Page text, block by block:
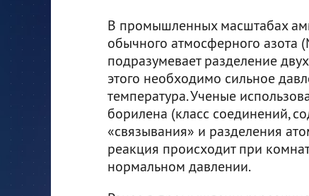
В промышленных масштабах
обычного атмосферного азота
подразумевает разделение
этого необходимо сильное
температура. Ученые
борилена (класс соединений,
«связывания» и разделения
реакция происходит при
нормальном давлении.